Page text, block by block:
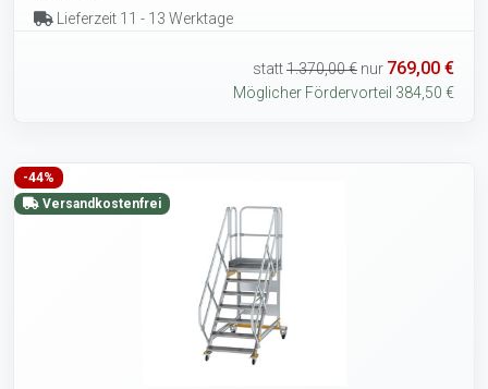
Lieferzeit 11 - 13 Werktage
statt1.370,00 € nur 769,00 €
Möglicher Fördervorteil 384,50 €
-44%
Versandkostenfrei